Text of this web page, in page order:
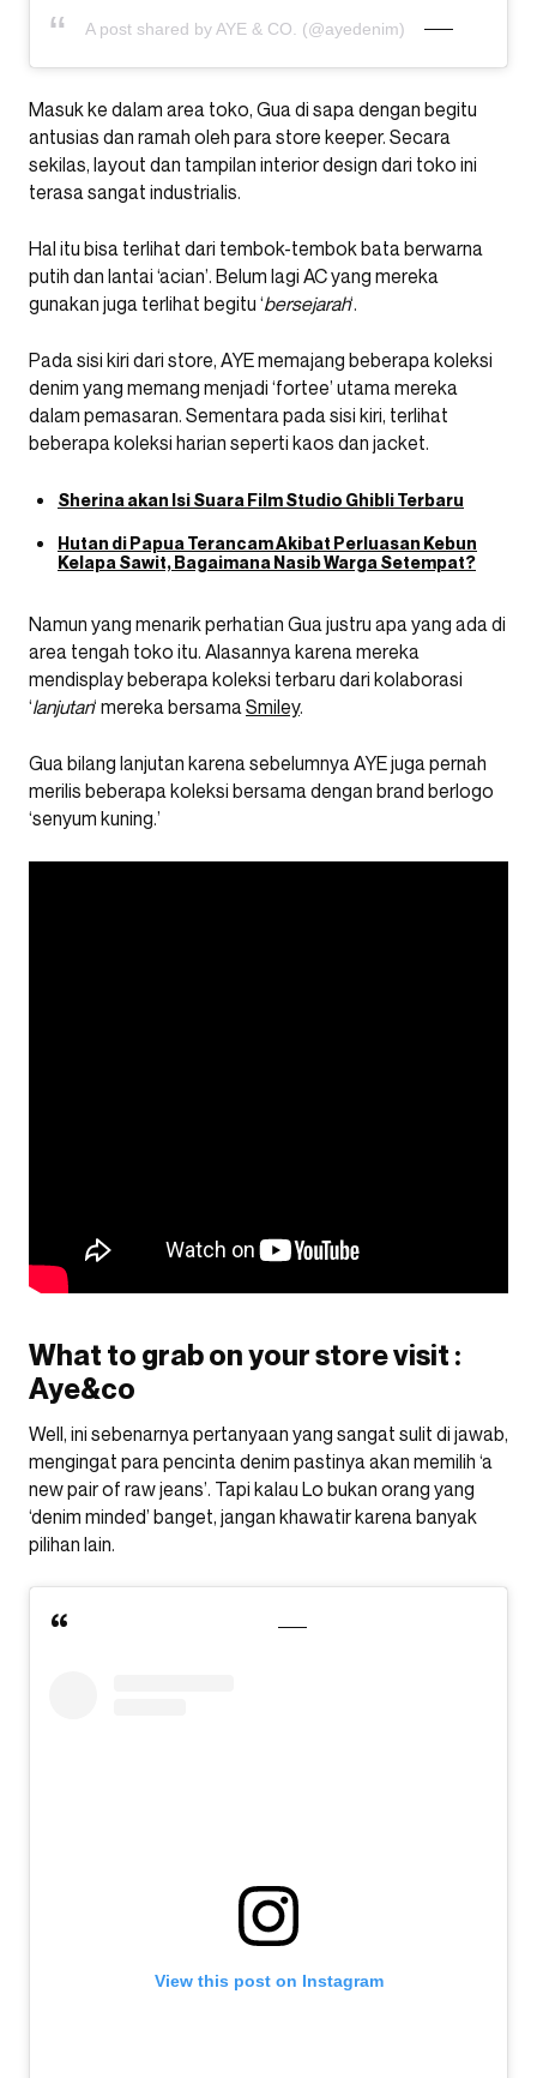
A post shared by AYE & CO. (@ayedenim)
Masuk ke dalam area toko, Gua di sapa dengan begitu
antusias dan ramah oleh para store keeper. Secara
sekilas, layout dan tampilan interior design dari toko ini
terasa sangat industrialis.
Hal itu bisa terlihat dari tembok-tembok bata berwarna
putih dan lantai ‘acian’. Belum lagi AC yang mereka
gunakan juga terlihat begitu ‘bersejarah‘.
Pada sisi kiri dari store, AYE memajang beberapa koleksi
denim yang memang menjadi ‘fortee’ utama mereka
dalam pemasaran. Sementara pada sisi kiri, terlihat
beberapa koleksi harian seperti kaos dan jacket.
Sherina akan Isi Suara Film Studio Ghibli Terbaru
Hutan di Papua Terancam Akibat Perluasan Kebun
Kelapa Sawit, Bagaimana Nasib Warga Setempat?
Namun yang menarik perhatian Gua justru apa yang ada di
area tengah toko itu. Alasannya karena mereka
mendisplay beberapa koleksi terbaru dari kolaborasi
‘lanjutan‘ mereka bersamaSmiley.
Gua bilang lanjutan karena sebelumnya AYE juga pernah
merilis beberapa koleksi bersama dengan brand berlogo
‘senyum kuning.’
What to grab on your store visit :
Aye&co
Well, ini sebenarnya pertanyaan yang sangat sulit di jawab,
mengingat para pencinta denim pastinya akan memilih ‘a
new pair of raw jeans’. Tapi kalau Lo bukan orang yang
‘denim minded’ banget, jangan khawatir karena banyak
pilihan lain.
View this post on Instagram